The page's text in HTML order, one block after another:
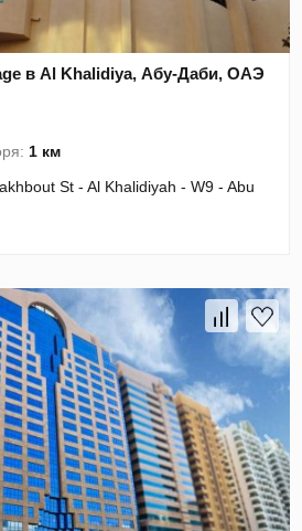
в Al Khalidiya, Абу-Даби, ОАЭ
1 км
St - Al Khalidiyah - W9 - Abu